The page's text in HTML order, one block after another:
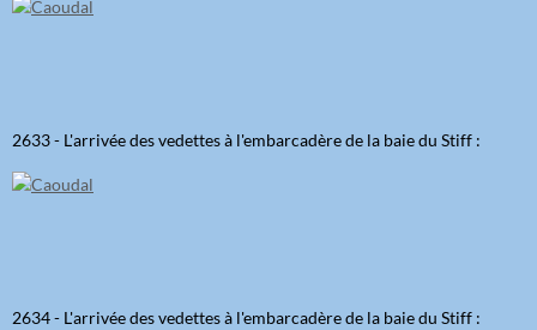
2633 - L'arrivée des vedettes à l'embarcadère de la baie du Stiff :
2634 - L'arrivée des vedettes à l'embarcadère de la baie du Stiff :